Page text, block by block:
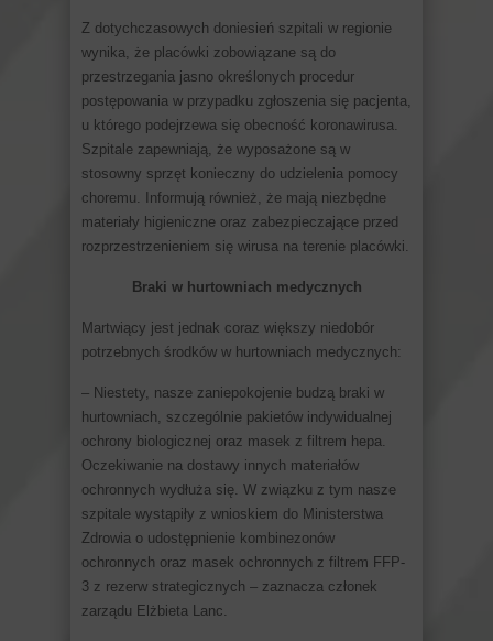
Z dotychczasowych doniesień szpitali w regionie
wynika, że placówki zobowiązane są do
przestrzegania jasno określonych procedur
postępowania w przypadku zgłoszenia się pacjenta,
u którego podejrzewa się obecność koronawirusa.
Szpitale zapewniają, że wyposażone są w
stosowny sprzęt konieczny do udzielenia pomocy
choremu. Informują również, że mają niezbędne
materiały higieniczne oraz zabezpieczające przed
rozprzestrzenieniem się wirusa na terenie placówki.
Braki w hurtowniach medycznych
Martwiący jest jednak coraz większy niedobór
potrzebnych środków w hurtowniach medycznych:
– Niestety, nasze zaniepokojenie budzą braki w
hurtowniach, szczególnie pakietów indywidualnej
ochrony biologicznej oraz masek z filtrem hepa.
Oczekiwanie na dostawy innych materiałów
ochronnych wydłuża się. W związku z tym nasze
szpitale wystąpiły z wnioskiem do Ministerstwa
Zdrowia o udostępnienie kombinezonów
ochronnych oraz masek ochronnych z filtrem FFP-
3 z rezerw strategicznych – zaznacza członek
zarządu Elżbieta Lanc.